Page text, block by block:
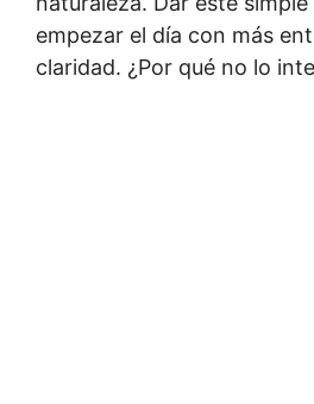
empezar el día con más
claridad. ¿Por qué no lo